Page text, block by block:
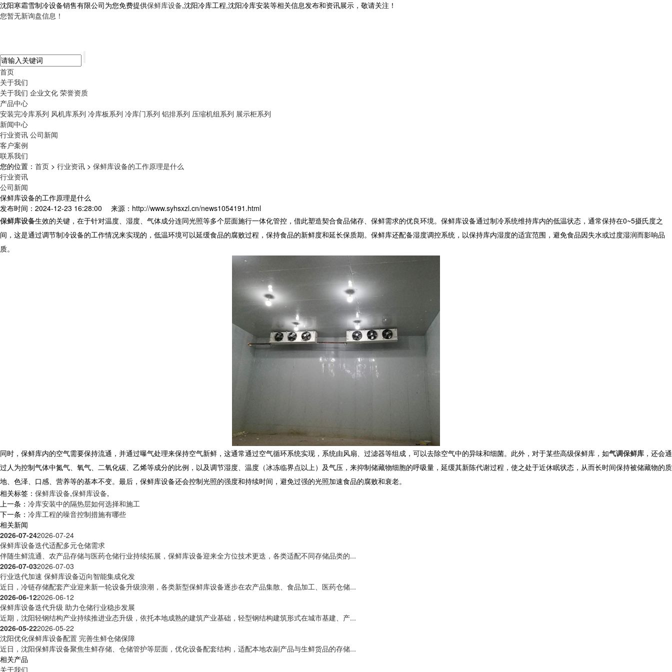
沈阳寒霜雪制冷设备销售有限公司为您免费提供保鲜库设备,沈阳冷库工程,沈阳冷库安装等相关信息发布和资讯展示，敬请关注！
您暂无新询盘信息！
首页
关于我们
关于我们 企业文化 荣誉资质
产品中心
安装完冷库系列 风机库系列 冷库板系列 冷库门系列 铝排系列 压缩机组系列 展示柜系列
新闻中心
行业资讯 公司新闻
客户案例
联系我们
您的位置： 首页 > 行业资讯 > 保鲜库设备的工作原理是什么
行业资讯
公司新闻
保鲜库设备的工作原理是什么
发布时间：2024-12-23 16:28:00
来源：http://www.syhsxzl.cn/news1054191.html
保鲜库设备生效的关键，在于针对温度、湿度、气体成分连同光照等多个层面施行一体化管控，借此塑造契合食品储存、保鲜需求的优良环境。 保鲜库设备通过制冷系统维持库内的低温状态，通常保持在0~5摄氏度之
间，这是通过调节制冷设备的工作情况来实现的，低温环境可以延缓食品的腐败过程，保持食品的新鲜度和延长保质期。保鲜库还配备湿度调控系统，以保持库内湿度的适宜范围，避免食品因失水或过度湿润而影响品
质。
同时，保鲜库内的空气需要保持流通，并通过曝气处理来保持空气新鲜，这通常通过空气循环系统实现，系统由风扇、过滤器等组成，可以去除空气中的异味和细菌。此外，对于某些高级保鲜库，如气调保鲜库 ，还会通
过人为控制气体中氮气、氧气、二氧化碳、乙烯等成分的比例，以及调节湿度、温度（冰冻临界点以上）及气压，来抑制储藏物细胞的呼吸量，延缓其新陈代谢过程，使之处于近休眠状态，从而长时间保持被储藏物的质
地、色泽、口感、营养等的基本不变。最后， 保鲜库设备还会控制光照的强度和持续时间，避免过强的光照加速食品的腐败和衰老。
相关标签： 保鲜库设备,保鲜库设备,
上一条： 冷库安装中的隔热层如何选择和施工
下一条： 冷库工程的噪音控制措施有哪些
相关新闻
2026-07-242026-07-24
保鲜库设备迭代适配多元仓储需求
伴随生鲜流通、农产品存储与医药仓储行业持续拓展，保鲜库设备迎来全方位技术更迭，各类适配不同存储品类的...
2026-07-032026-07-03
行业迭代加速 保鲜库设备迈向智能集成化发
近日，冷链存储配套产业迎来新一轮设备升级浪潮，各类新型保鲜库设备逐步在农产品集散、食品加工、医药仓储...
2026-06-122026-06-12
保鲜库设备迭代升级 助力仓储行业稳步发展
近期，沈阳轻钢结构产业持续推进业态升级，依托本地成熟的建筑产业基础，轻型钢结构建筑形式在城市基建、产...
2026-05-222026-05-22
沈阳优化保鲜库设备配置 完善生鲜仓储保障
近日，沈阳保鲜库设备聚焦生鲜存储、仓储管护等层面，优化设备配套结构，适配本地农副产品与生鲜货品的存储...
相关产品
关于我们